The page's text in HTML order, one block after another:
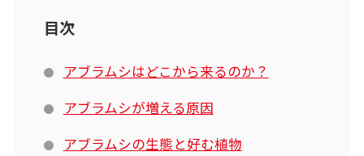
目次
アブラムシはどこから来るのか？
アブラムシが増える原因
アブラムシの生態と好む植物